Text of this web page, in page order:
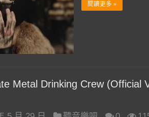
閱讀更多 »
Metal Drinking Crew (Official